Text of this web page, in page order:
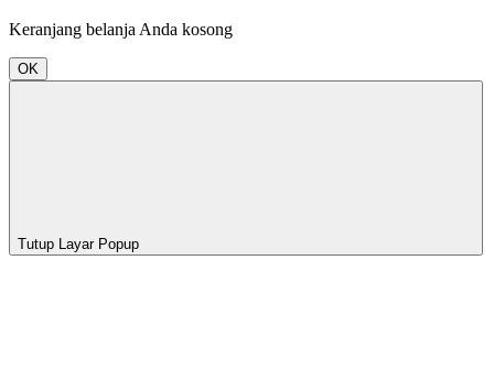
Keranjang belanja Anda kosong
OK
Tutup Layar Popup